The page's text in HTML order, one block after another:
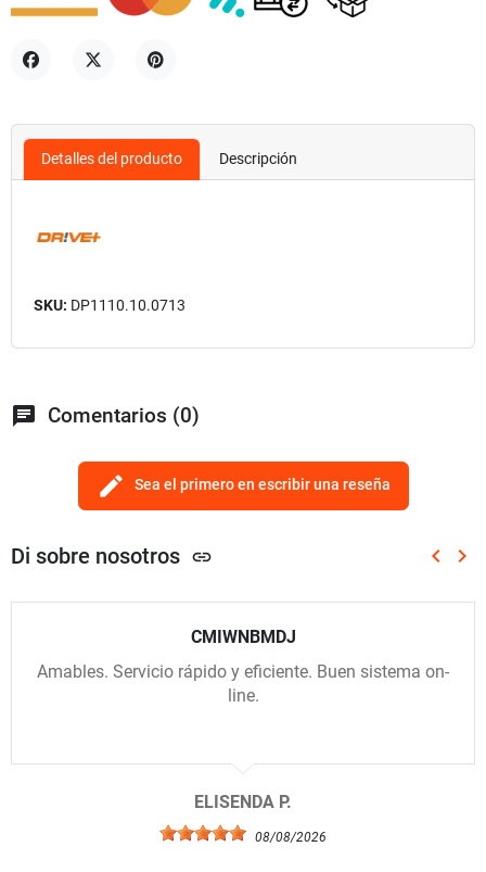
Detalles del producto Descripción
SKU: DP1110.10.0713
chat Comentarios (0)
edit Sea el primero en escribir una reseña
Di sobre nosotros link keyboard_arrow_left keyboard_arrow_right
CMIWNBMDJ
Amables. Servicio rápido y eficiente. Buen sistema on-
line.
ELISENDA P.
08/08/2026